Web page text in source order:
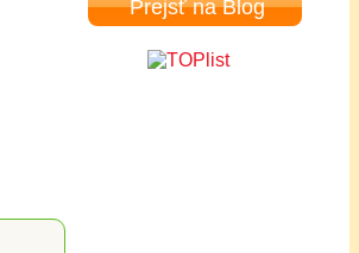
Prejsť na Blog